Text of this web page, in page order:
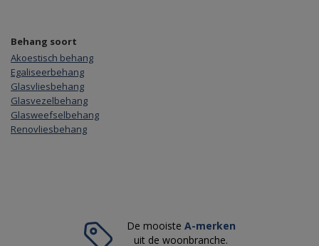
Behang soort
Akoestisch behang
Egaliseerbehang
Glasvliesbehang
Glasvezelbehang
Glasweefselbehang
Renovliesbehang
De mooiste A-merken
uit de woonbranche.